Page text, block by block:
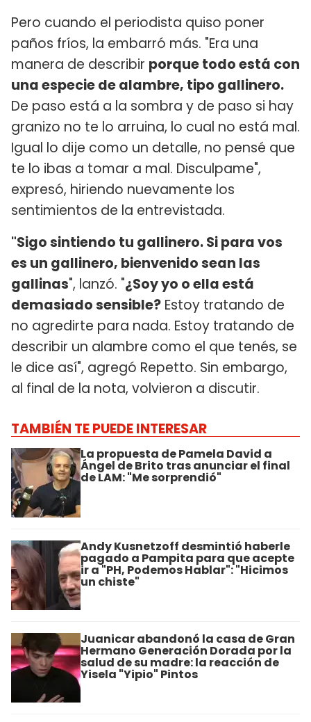
Pero cuando el periodista quiso poner
paños fríos, la embarró más. "Era una
manera de describir porque todo está con
una especie de alambre, tipo gallinero.
De paso está a la sombra y de paso si hay
granizo no te lo arruina, lo cual no está mal.
Igual lo dije como un detalle, no pensé que
te lo ibas a tomar a mal. Disculpame",
expresó, hiriendo nuevamente los
sentimientos de la entrevistada.
"Sigo sintiendo tu gallinero. Si para vos
es un gallinero, bienvenido sean las
gallinas", lanzó. "¿Soy yo o ella está
demasiado sensible? Estoy tratando de
no agredirte para nada. Estoy tratando de
describir un alambre como el que tenés, se
le dice así", agregó Repetto. Sin embargo,
al final de la nota, volvieron a discutir.
TAMBIÉN TE PUEDE INTERESAR
La propuesta de Pamela David a
Ángel de Brito tras anunciar el final
de LAM: "Me sorprendió"
Andy Kusnetzoff desmintió haberle
pagado a Pampita para que acepte
ir a "PH, Podemos Hablar": "Hicimos
un chiste"
Juanicar abandonó la casa de Gran
Hermano Generación Dorada por la
salud de su madre: la reacción de
Yisela "Yipio" Pintos